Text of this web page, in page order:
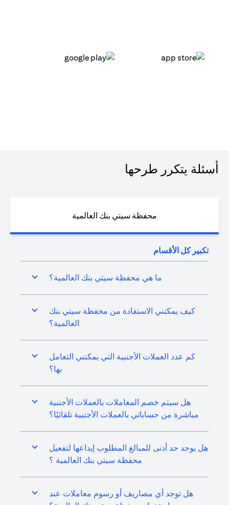
أسئلة يتكرر طرحها
محفظة سيتي بنك العالمية
تكبير كل الأقسام
ما هي محفظة سيتي بنك العالمية؟
كيف يمكنني الاستفادة من محفظة سيتي بنك
العالمية؟
كم عدد العملات الأجنبية التي يمكنني التعامل
بها؟
هل سيتم خصم المعاملات بالعملات الأجنبية
مباشرة من حساباتي بالعملات الأجنبية تلقائيًا؟
هل يوجد حد أدنى للمبالغ المطلوب إيداعها لتفعيل
محفظة سيتي بنك العالمية ؟
هل توجد أي مصاريف أو رسوم معاملات عند